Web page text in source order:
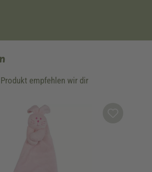
empfehlen wir dir